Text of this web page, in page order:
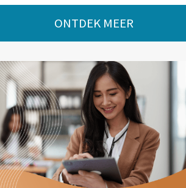
ONTDEK MEER